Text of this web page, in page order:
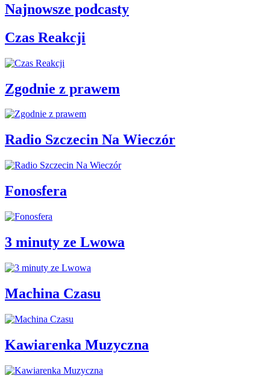
Najnowsze podcasty
Czas Reakcji
Zgodnie z prawem
Radio Szczecin Na Wieczór
Fonosfera
3 minuty ze Lwowa
Machina Czasu
Kawiarenka Muzyczna